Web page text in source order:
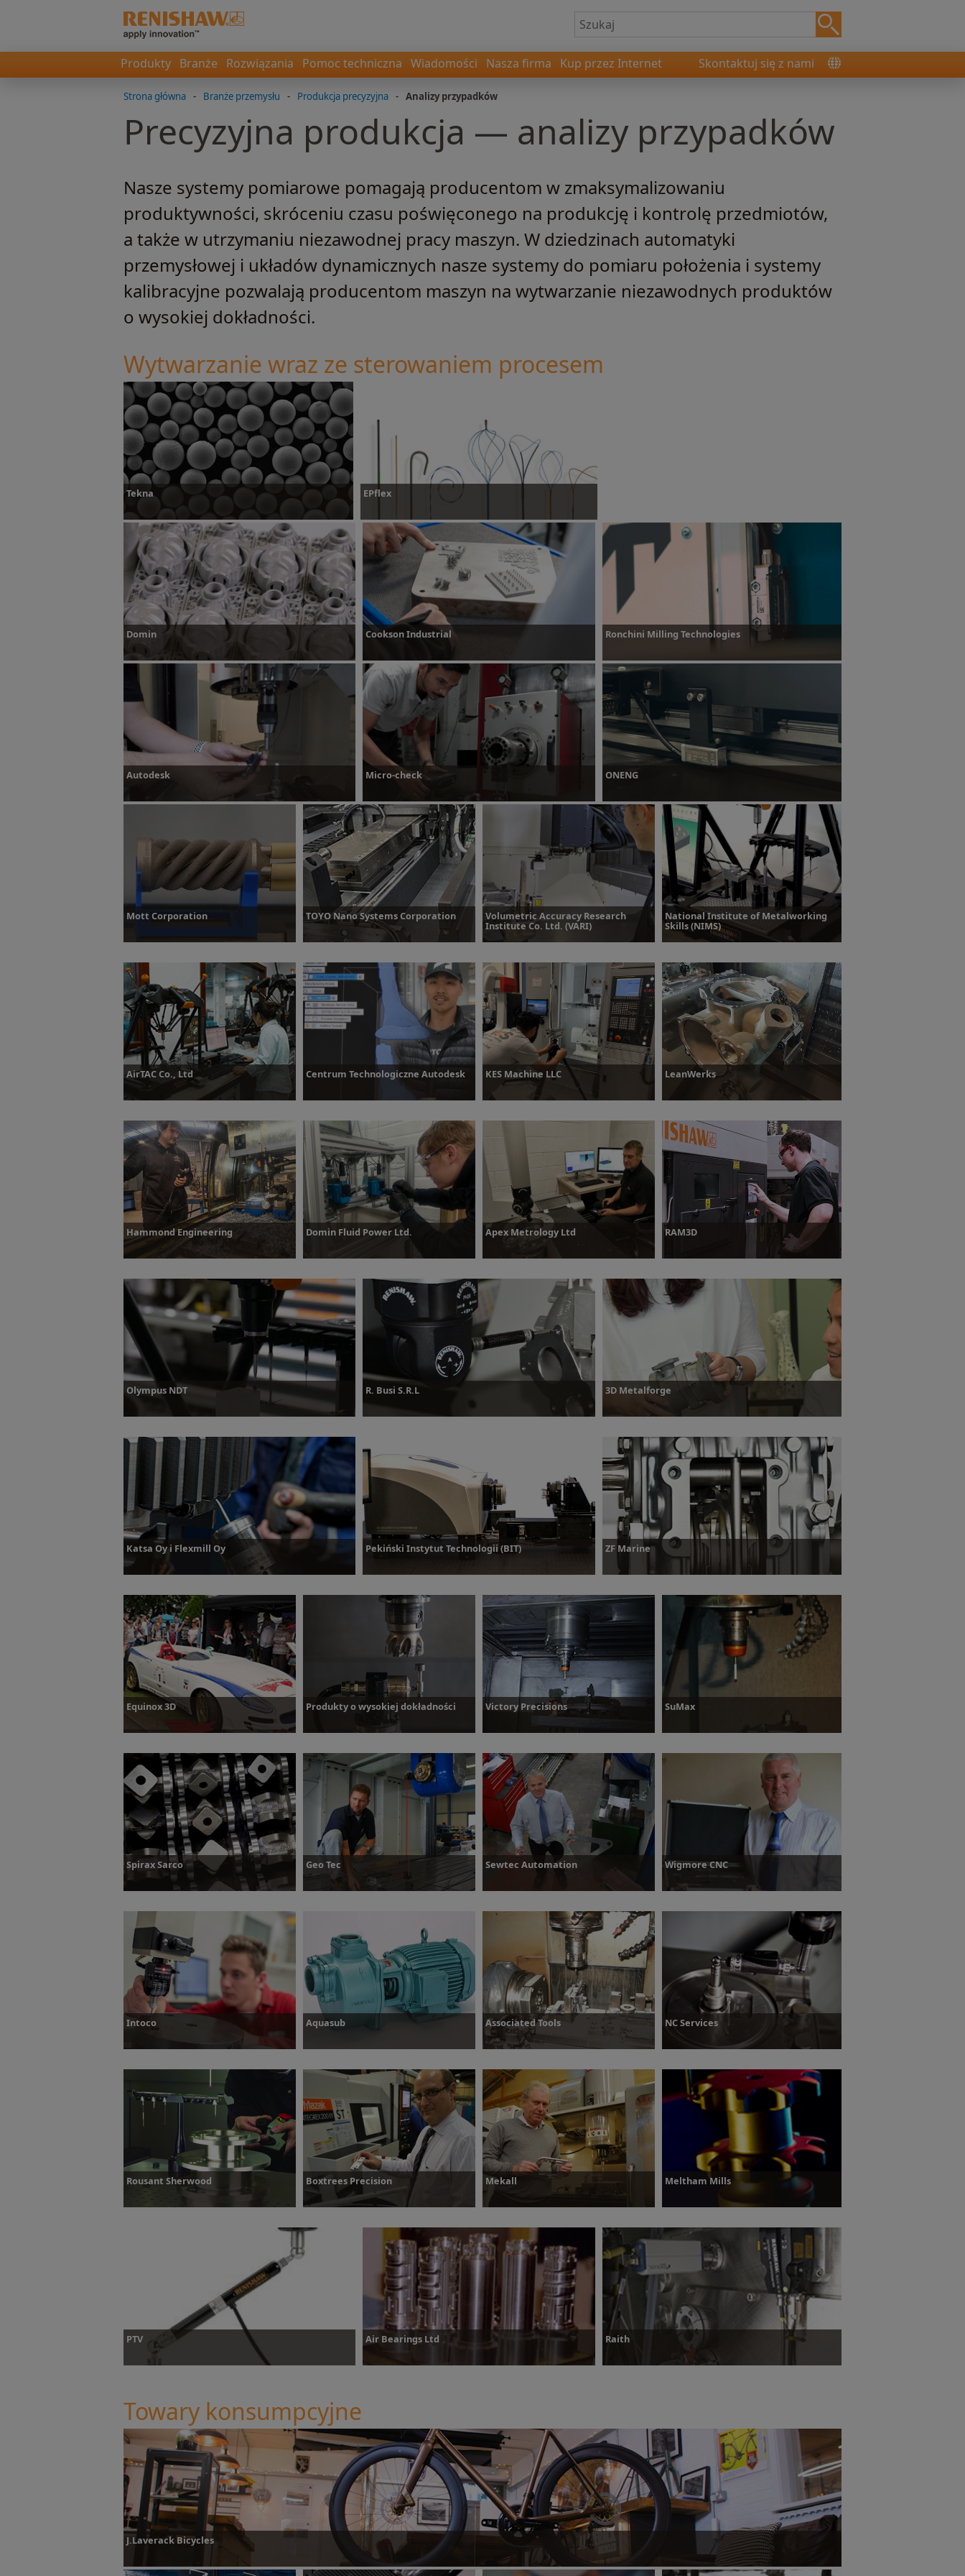
Produkty Branże Rozwiązania Pomoc techniczna Wiadomości Nasza firma Kup przez Internet Skontaktuj się z nami
Strona główna - Branże przemysłu - Produkcja precyzyjna - Analizy przypadków
Precyzyjna produkcja — analizy przypadków
Nasze systemy pomiarowe pomagają producentom w zmaksymalizowaniu
produktywności, skróceniu czasu poświęconego na produkcję i kontrolę przedmiotów,
a także w utrzymaniu niezawodnej pracy maszyn. W dziedzinach automatyki
przemysłowej i układów dynamicznych nasze systemy do pomiaru położenia i systemy
kalibracyjne pozwalają producentom maszyn na wytwarzanie niezawodnych produktów
o wysokiej dokładności.
Wytwarzanie wraz ze sterowaniem procesem
Tekna
Dowiedz się więcej
EPflex
Dowiedz się więcej
Domin
Dowiedz się więcej
Cookson Industrial
Dowiedz się więcej
Ronchini Milling Technologies
Dowiedz się więcej
Autodesk
Dowiedz się więcej
Micro-check
Dowiedz się więcej
ONENG
Dowiedz się więcej
Mott Corporation
Dowiedz się więcej
TOYO Nano Systems Corporation
Dowiedz się więcej
Volumetric Accuracy Research
Institute Co. Ltd. (VARI)
Dowiedz się więcej
National Institute of Metalworking
Skills (NIMS)
Dowiedz się więcej
AirTAC Co., Ltd
Dowiedz się więcej
Centrum Technologiczne Autodesk
Dowiedz się więcej
KES Machine LLC
Dowiedz się więcej
LeanWerks
Dowiedz się więcej
Hammond Engineering
Dowiedz się więcej
Domin Fluid Power Ltd.
Dowiedz się więcej
Apex Metrology Ltd
Dowiedz się więcej
RAM3D
Olympus NDT
Dowiedz się więcej
R. Busi S.R.L
Dowiedz się więcej
3D Metalforge
Dowiedz się więcej
Katsa Oy i Flexmill Oy
Dowiedz się więcej
Pekiński Instytut Technologii (BIT)
Dowiedz się więcej
ZF Marine
Dowiedz się więcej
Equinox 3D
Dowiedz się więcej
Produkty o wysokiej dokładności
Dowiedz się więcej
Victory Precisions
Dowiedz się więcej
SuMax
Dowiedz się więcej
Spirax Sarco
Dowiedz się więcej
Geo Tec
Dowiedz się więcej
Sewtec Automation
Dowiedz się więcej
Wigmore CNC
Dowiedz się więcej
Intoco
Dowiedz się więcej
Aquasub
Dowiedz się więcej
Associated Tools
Dowiedz się więcej
NC Services
Dowiedz się więcej
Rousant Sherwood Boxtrees Precision
Dowiedz się więcej
Mekall
Dowiedz się więcej
Meltham Mills
Dowiedz się więcej
PTV
Dowiedz się więcej
Air Bearings Ltd
Dowiedz się więcej
Raith
Dowiedz się więcej
Towary konsumpcyjne
J.Laverack Bicycles